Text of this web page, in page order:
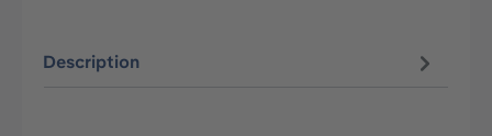
Description